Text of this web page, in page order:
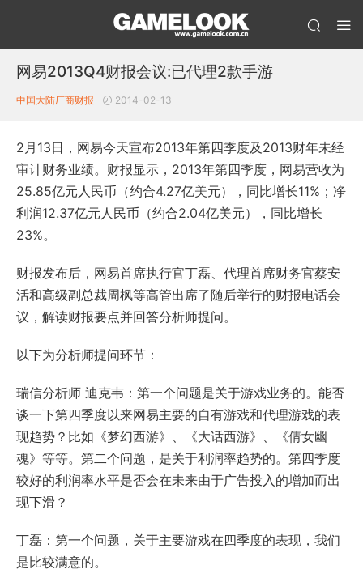
网易2013Q4财报会议:已代理2款手游
中国大陆厂商财报 2014-02-13
2月13日，网易今天宣布2013年第四季度及2013财年未经
审计财务业绩。财报显示，2013年第四季度，网易营收为
25.85亿元人民币（约合4.27亿美元），同比增长11%；净
利润12.37亿元人民币（约合2.04亿美元），同比增长
23%。
财报发布后，网易首席执行官丁磊、代理首席财务官蔡安
活和高级副总裁周枫等高管出席了随后举行的财报电话会
议，解读财报要点并回答分析师提问。
以下为分析师提问环节：
瑞信分析师 迪克韦：第一个问题是关于游戏业务的。能否
谈一下第四季度以来网易主要的自有游戏和代理游戏的表
现趋势？比如《梦幻西游》、《大话西游》、《倩女幽
魂》等等。第二个问题，是关于利润率趋势的。第四季度
较好的利润率水平是否会在未来由于广告投入的增加而出
现下滑？
丁磊：第一个问题，关于主要游戏在四季度的表现，我们
是比较满意的。